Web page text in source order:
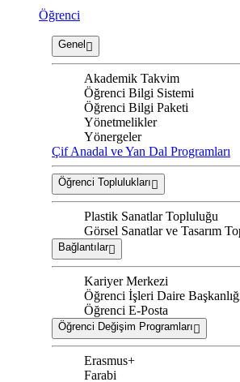
Öğrenci
Genel
Akademik Takvim
Öğrenci Bilgi Sistemi
Öğrenci Bilgi Paketi
Yönetmelikler
Yönergeler
Çif Anadal ve Yan Dal Programları
Öğrenci Toplulukları
Plastik Sanatlar Topluluğu
Görsel Sanatlar ve Tasarım
Bağlantılar
Kariyer Merkezi
Öğrenci İşleri Daire
Öğrenci E-Posta
Öğrenci Değişim Programları
Erasmus+
Farabi